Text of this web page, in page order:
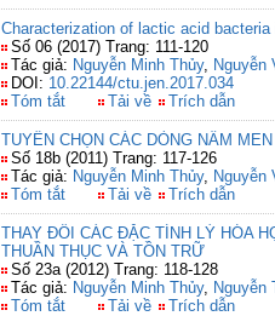
Characterization of lactic acid
Số 06 (2017) Trang: 111-120
Tác giả: Nguyễn Minh Thủy, Nguyễn
DOI: 10.22144/ctu.jen.2017.034
Tóm tắt
Tải về Trích dẫn
TUYỂN CHỌN CÁC DÒNG NẤM
Số 18b (2011) Trang: 117-126
Tác giả: Nguyễn Minh Thủy, Nguyễn
Tóm tắt
Tải về Trích dẫn
THAY ĐỔI CÁC ĐẶC TÍNH LÝ HÓA
THUẦN THỤC VÀ TỒN TRỮ
Số 23a (2012) Trang: 118-128
Tác giả: Nguyễn Minh Thủy, Nguyễn
Tóm tắt
Tải về Trích dẫn